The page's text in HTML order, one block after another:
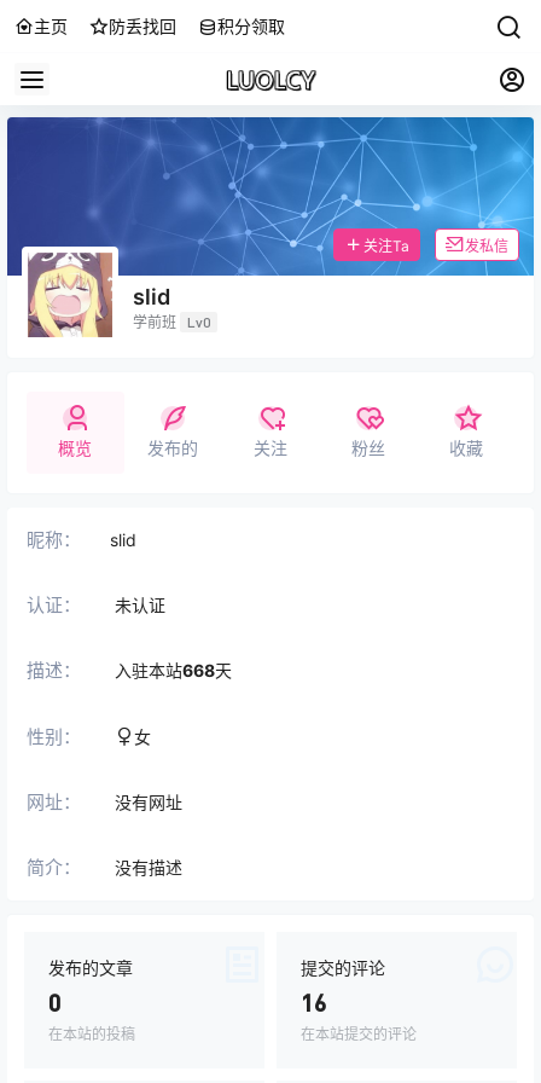
主页 防丢找回 积分领取
slid
学前班 Lv0
关注Ta 发私信
概览 发布的 关注 粉丝 收藏
昵称： slid
认证： 未认证
描述： 入驻本站668天
性别： 女
网址： 没有网址
简介： 没有描述
发布的文章
0
在本站的投稿
提交的评论
16
在本站提交的评论